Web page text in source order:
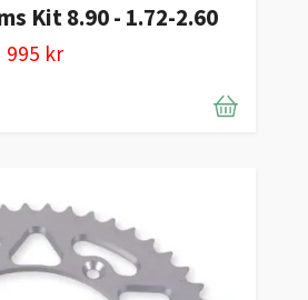
Kit 8.90 - 1.72-2.60
995 kr